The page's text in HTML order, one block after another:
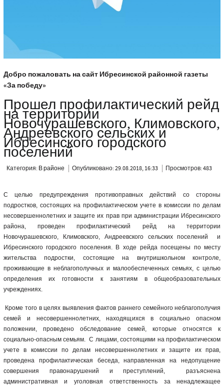
Добро пожаловать на сайт Ибресинской районной газеты
«За победу»
Прошел профилактический рейд
на территории
Новочурашевского, Климовского,
Андреевского сельских и
Ибресинского городского
поселений
Категория: В районе Опубликовано: 29.08.2018, 16:33 Просмотров: 483
С целью предупреждения противоправных действий со стороны
подростков, состоящих на профилактическом учете в комиссии по делам
несовершеннолетних и защите их прав при администрации Ибресинского
района, проведен профилактический рейд на территории
Новочурашевского, Климовского, Андреевского сельских поселений и
Ибресинского городского поселения. В ходе рейда посещены по месту
жительства подростки, состоящие на внутришкольном контроле,
проживающие в неблагополучных и малообеспеченных семьях, с целью
определения их готовности к занятиям в общеобразовательных
учреждениях.
Кроме того в целях выявления фактов раннего семейного неблагополучия
семей и несовершеннолетних, находящихся в социально опасном
положении, проведено обследование семей, которые относятся к
социально-опасным семьям. С лицами, состоящими на профилактическом
учете в комиссии по делам несовершеннолетних и защите их прав,
проведена профилактическая беседа, направленная на недопущение
совершения правонарушений и преступлений, разъяснена
административная и уголовная ответственность за ненадлежащее